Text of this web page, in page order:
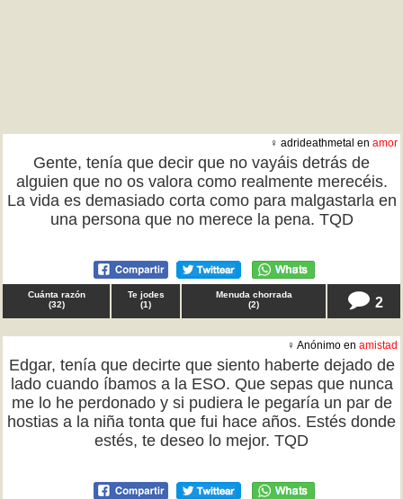
♀ adrideathmetal en amor
Gente, tenía que decir que no vayáis detrás de
alguien que no os valora como realmente merecéis.
La vida es demasiado corta como para malgastarla en
una persona que no merece la pena. TQD
Cuánta razón
(32)
Te jodes
(1)
Menuda chorrada
(2) 2
♀ Anónimo en amistad
Edgar, tenía que decirte que siento haberte dejado de
lado cuando íbamos a la ESO. Que sepas que nunca
me lo he perdonado y si pudiera le pegaría un par de
hostias a la niña tonta que fui hace años. Estés donde
estés, te deseo lo mejor. TQD